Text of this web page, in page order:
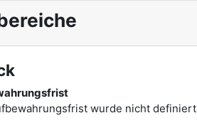
wurde nicht definiert